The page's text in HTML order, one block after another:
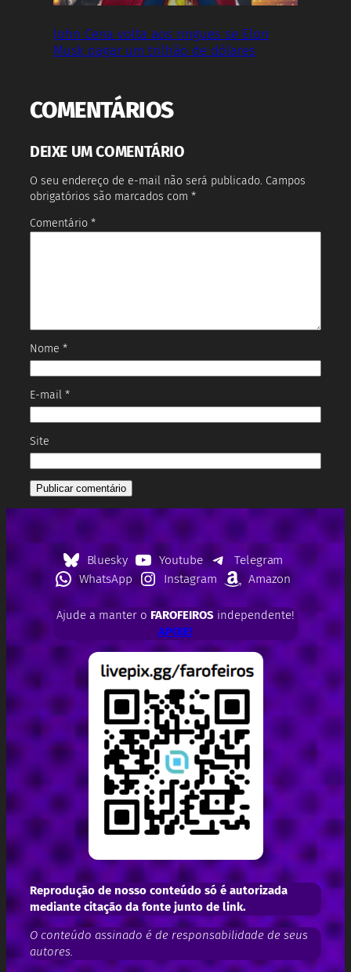
John Cena volta aos ringues se Elon
Musk pagar um trilhão de dólares
COMENTÁRIOS
DEIXE UM COMENTÁRIO
O seu endereço de e-mail não será publicado. Campos
obrigatórios são marcados com *
Comentário *
Nome *
E-mail *
Site
Bluesky Youtube
Telegram
WhatsApp
Instagram Amazon
Ajude a manter o FAROFEIROSindependente!
APOIE!
Reprodução de nosso conteúdo só é autorizada
mediante citação da fonte junto de link.
O conteúdo assinado é de responsabilidade de seus
autores.